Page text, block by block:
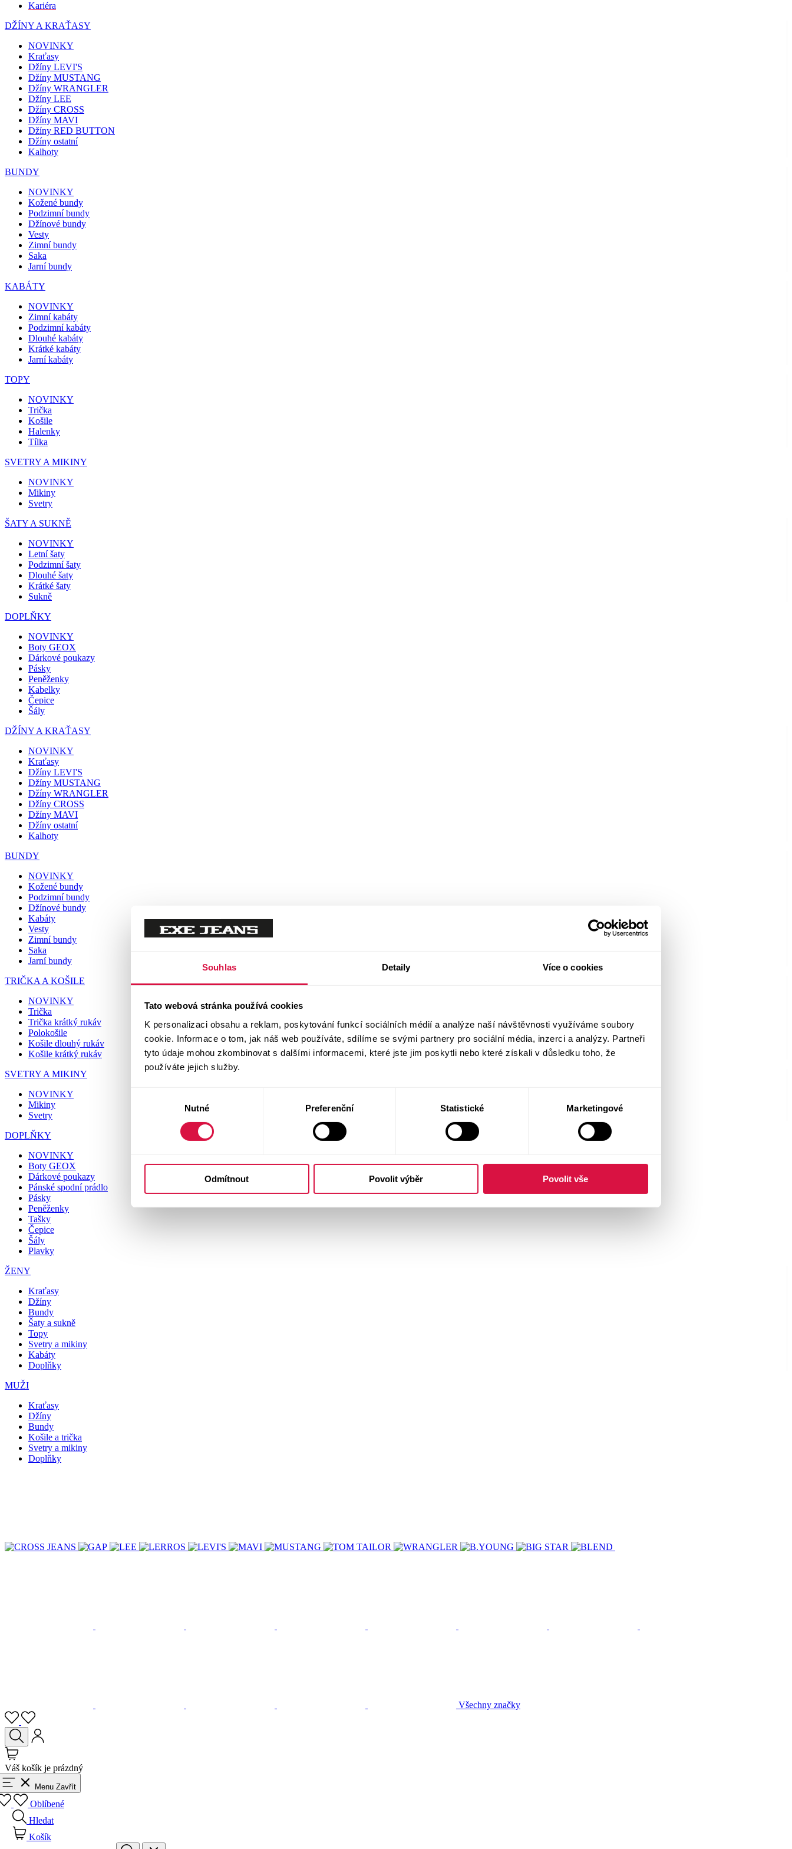
Souhlas Detaily Více o cookies
Tato webová stránka používá cookies
K personalizaci obsahu a reklam, poskytování funkcí sociálních médií a analýze naší návštěvnosti využíváme soubory
cookie. Informace o tom, jak náš web používáte, sdílíme se svými partnery pro sociální média, inzerci a analýzy. Partneři
tyto údaje mohou zkombinovat s dalšími informacemi, které jste jim poskytli nebo které získali v důsledku toho, že
používáte jejich služby.
Nutné Preferenční Statistické Marketingové
Odmítnout Povolit výběr Povolit vše
Kariéra
DŽÍNY A KRAŤASY
NOVINKY
Kraťasy
Džíny LEVI'S
Džíny MUSTANG
Džíny WRANGLER
Džíny LEE
Džíny CROSS
Džíny MAVI
Džíny RED BUTTON
Džíny ostatní
Kalhoty
BUNDY
NOVINKY
Kožené bundy
Podzimní bundy
Džínové bundy
Vesty
Zimní bundy
Saka
Jarní bundy
KABÁTY
NOVINKY
Zimní kabáty
Podzimní kabáty
Dlouhé kabáty
Krátké kabáty
Jarní kabáty
TOPY
NOVINKY
Trička
Košile
Halenky
Tílka
SVETRY A MIKINY
NOVINKY
Mikiny
Svetry
ŠATY A SUKNĚ
NOVINKY
Letní šaty
Podzimní šaty
Dlouhé šaty
Krátké šaty
Sukně
DOPLŇKY
NOVINKY
Boty GEOX
Dárkové poukazy
Pásky
Peněženky
Kabelky
Čepice
Šály
DŽÍNY A KRAŤASY
NOVINKY
Kraťasy
Džíny LEVI'S
Džíny MUSTANG
Džíny WRANGLER
Džíny CROSS
Džíny MAVI
Džíny ostatní
Kalhoty
BUNDY
NOVINKY
Kožené bundy
Podzimní bundy
Džínové bundy
Kabáty
Vesty
Zimní bundy
Saka
Jarní bundy
TRIČKA A KOŠILE
NOVINKY
Trička
Trička krátký rukáv
Polokošile
Košile dlouhý rukáv
Košile krátký rukáv
SVETRY A MIKINY
NOVINKY
Mikiny
Svetry
DOPLŇKY
NOVINKY
Boty GEOX
Dárkové poukazy
Pánské spodní prádlo
Pásky
Peněženky
Tašky
Čepice
Šály
Plavky
ŽENY
Kraťasy
Džíny
Bundy
Šaty a sukně
Topy
Svetry a mikiny
Kabáty
Doplňky
MUŽI
Kraťasy
Džíny
Bundy
Košile a trička
Svetry a mikiny
Doplňky
Všechny značky
Váš košík je prázdný
Menu Zavřít
Oblíbené
Hledat
Košík